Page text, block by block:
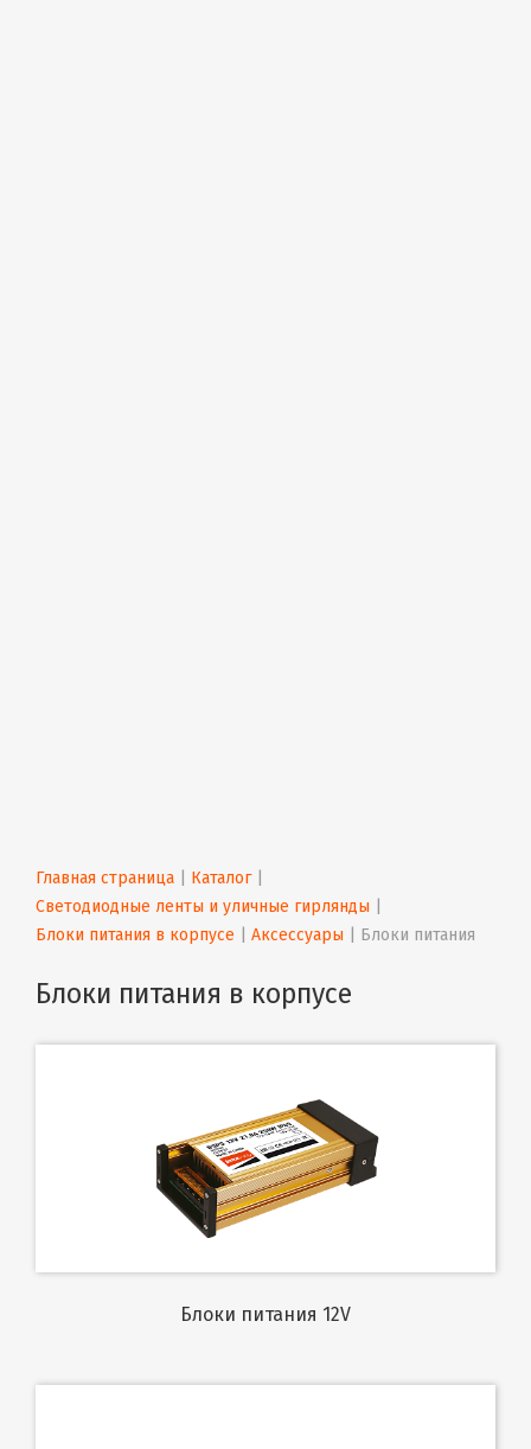
Главная страница Каталог |
Светодиодные ленты и уличные гирлянды
Блоки питания в корпусе
Аксессуары Блоки питания
Блоки питания в корпусе
Блоки питания 12V